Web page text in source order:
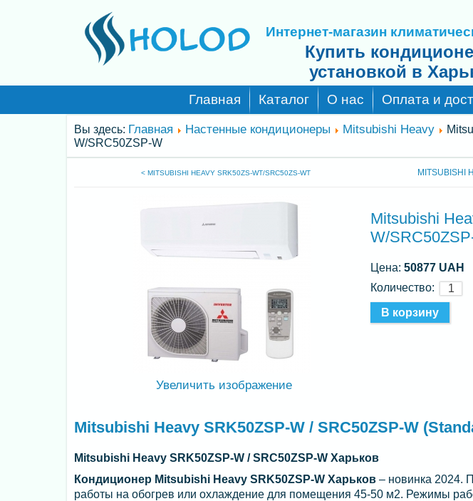
Интернет-магазин
Купить
установкой в
Главная Каталог О нас Оплата и
Вы здесь: Главная Настенные кондиционеры Mitsubishi Heavy
W/SRC50ZSP-W
< MITSUBISHI HEAVY SRK50ZS-WT/SRC50ZS-WT MITSUBISHI
Увеличить изображение
Mitsubishi
W/
Цена:50877 UAH
Количество:
Mitsubishi Heavy SRK50ZSP-W / SRC50ZSP-W
Mitsubishi Heavy SRK50ZSP-W / SRC50ZSP-W Харьков
Кондиционер Mitsubishi Heavy SRK50ZSP-W Харьков – новинка 2024.
работы на обогрев или охлаждение для помещения 45-50 м2. Режимы